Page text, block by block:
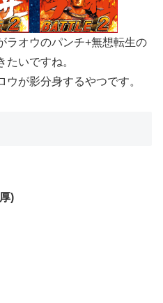
ラオウのパンチ+無想転生の
いですね。
が影分身するやつです。
)